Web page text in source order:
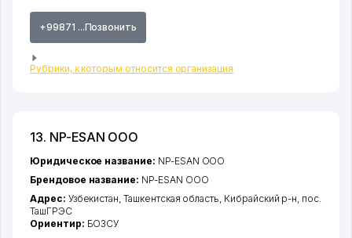
+99871 ...Позвонить
Рубрики, к которым относится организация
13. NP-ESAN ООО
Юридическое название: NP-ESAN ООО
Брендовое название: NP-ESAN ООО
Адрес: Узбекистан,Ташкентская область Кибрайский р-н пос.
ТашГРЭС
Ориентир: БОЗСУ